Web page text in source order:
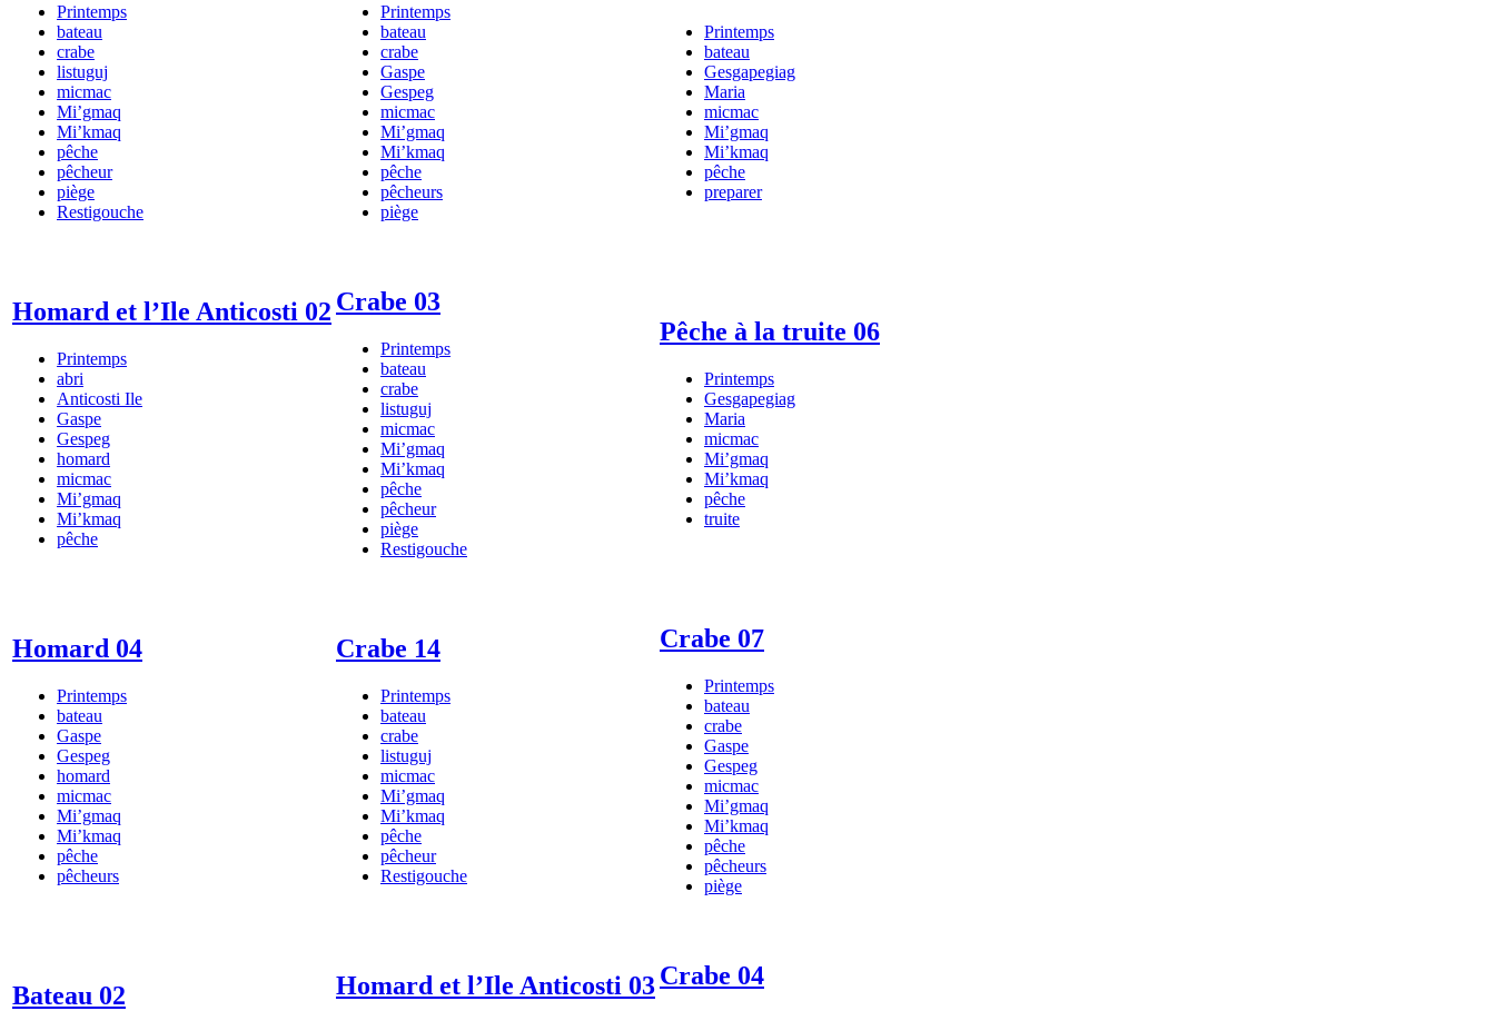
Printemps
bateau
crabe
listuguj
micmac
Mi’gmaq
Mi’kmaq
pêche
pêcheur
piège
Restigouche
Printemps
bateau
crabe
Gaspe
Gespeg
micmac
Mi’gmaq
Mi’kmaq
pêche
pêcheurs
piège
Printemps
bateau
Gesgapegiag
Maria
micmac
Mi’gmaq
Mi’kmaq
pêche
preparer
Homard et l’Ile Anticosti 02
Printemps
abri
Anticosti Ile
Gaspe
Gespeg
homard
micmac
Mi’gmaq
Mi’kmaq
pêche
Crabe 03
Printemps
bateau
crabe
listuguj
micmac
Mi’gmaq
Mi’kmaq
pêche
pêcheur
piège
Restigouche
Pêche à la truite 06
Printemps
Gesgapegiag
Maria
micmac
Mi’gmaq
Mi’kmaq
pêche
truite
Homard 04
Printemps
bateau
Gaspe
Gespeg
homard
micmac
Mi’gmaq
Mi’kmaq
pêche
pêcheurs
Crabe 14
Printemps
bateau
crabe
listuguj
micmac
Mi’gmaq
Mi’kmaq
pêche
pêcheur
Restigouche
Crabe 07
Printemps
bateau
crabe
Gaspe
Gespeg
micmac
Mi’gmaq
Mi’kmaq
pêche
pêcheurs
piège
Bateau 02 Homard et l’Ile Anticosti 03Crabe 04